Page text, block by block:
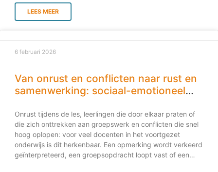
aangeleerd, geoefend en van feedback voorzien moet
worden. Wie niet goed leert noteren, leert vaak ook minder
jarenlang aangenomen dat leerlingen aan het einde van het
aantekeningen konden maken. Die aanname bleek
onhoudbaar. Toen samenvatten minder effectief bleek dan
verwacht, lag dat niet aan de strategie zelf, maar aan de
moesten samenvatten. Hetzelfde geldt voor
aantekeningen maken. We verwachten een vaardigheid die
zelden
LEES MEER
Van onrust en conflicten naar rust en
samenwerking: sociaal-emotioneel
Onrust tijdens de les, leerlingen die door elkaar praten of
die zich onttrekken aan groepswerk en conflicten die snel
hoog oplopen: voor veel docenten in het voortgezet
onderwijs is dit herkenbaar. Een opmerking wordt verkeerd
geïnterpreteerd, een groepsopdracht loopt vast of een
6 februari 2026